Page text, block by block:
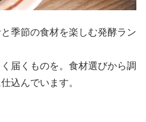
季節の食材を楽しむ発酵ラン
届くものを。食材選びから調
込んでいます。